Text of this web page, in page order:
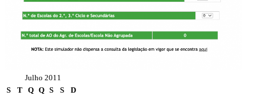
Julho 2011
S
T Q Q S S
D